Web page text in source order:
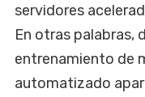
servidores
En otras palabras,
entrenamiento de
automatizado